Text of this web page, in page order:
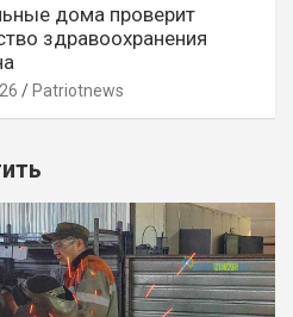
дома проверит
здравоохранения
Patriotnews